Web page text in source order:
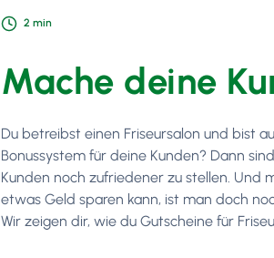
2 min
Mache deine
Du betreibst einen Friseursalon und bist
Bonussystem für deine Kunden? Dann
Kunden noch zufriedener zu stellen. Und
etwas Geld sparen kann, ist man doch
Wir zeigen dir, wie du Gutscheine für